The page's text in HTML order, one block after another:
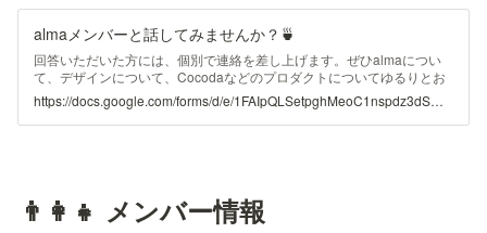
almaメンバーと話してみませんか？🍵
回答いただいた方には、個別で連絡を差し上げます。ぜひalmaについ
て、デザインについて、Cocodaなどのプロダクトについてゆるりとお
話しましょう。 ※個人情報の取り扱いについては、株式会社almaのプラ
イバシーポリシーに準じます。
https://docs.google.com/forms/d/e/1FAIpQLSetpghMeoC1nspdz3dSWQjCrFFZp5LTcCzXRV-w0CSfGLHK7g/viewform
👨‍👩‍👧 メンバー情報